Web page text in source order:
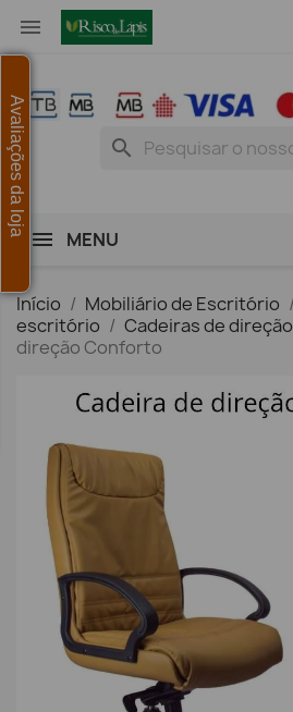

search
MENU
Início Mobiliário de Escritório
escritório
Cadeiras de direção
direção Conforto
Avaliações da loja